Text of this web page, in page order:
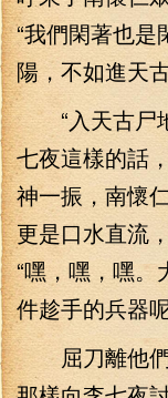
“我們閑著也是
陽，不如進天
“入天古尸地
七夜這樣的話
神一振，南懷
更是口水直流
“嘿，嘿，嘿。
件趁手的兵器
屈刀離他們